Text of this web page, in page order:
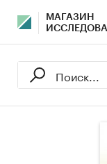
МАГАЗИН